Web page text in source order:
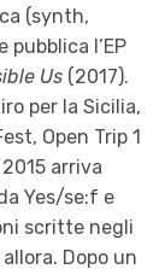
(synth,
l’EP
Us (2017).
per la Sicilia,
Open Trip 1
arriva
Yes/se:f e
scritte negli
Dopo un